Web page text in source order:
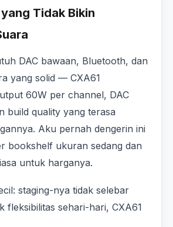
Tidak Bikin
DAC bawaan, Bluetooth, dan
yang solid — CXA61
60W per channel, DAC
build quality yang terasa
Aku pernah dengerin ini
bookshelf ukuran sedang dan
untuk harganya.
staging-nya tidak selebar
fleksibilitas sehari-hari, CXA61